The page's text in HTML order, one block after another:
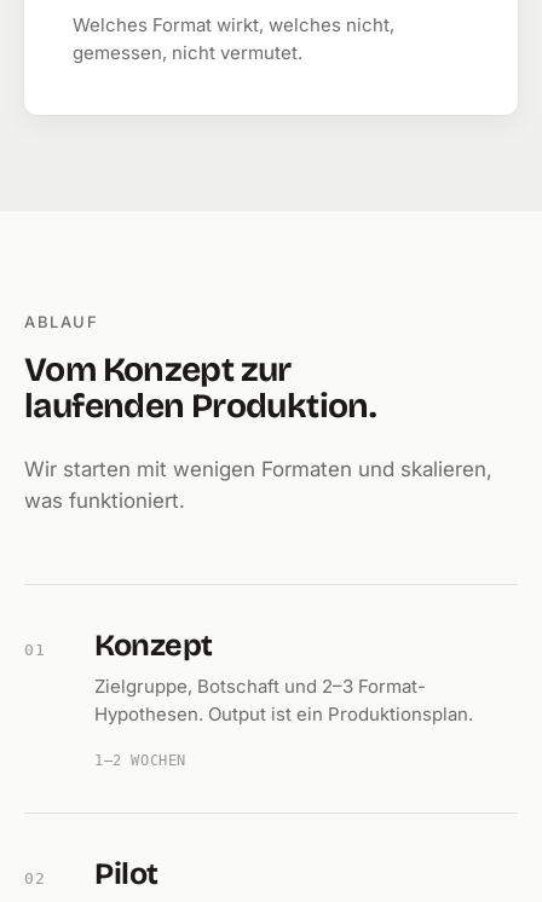
Welches Format wirkt, welches nicht,
gemessen, nicht vermutet.
ABLAUF
Vom Konzept zur
laufenden Produktion.
Wir starten mit wenigen Formaten und skalieren,
was funktioniert.
01 Konzept
Zielgruppe, Botschaft und 2–3 Format-
Hypothesen. Output ist ein Produktionsplan.
1–2 WOCHEN
02 Pilot